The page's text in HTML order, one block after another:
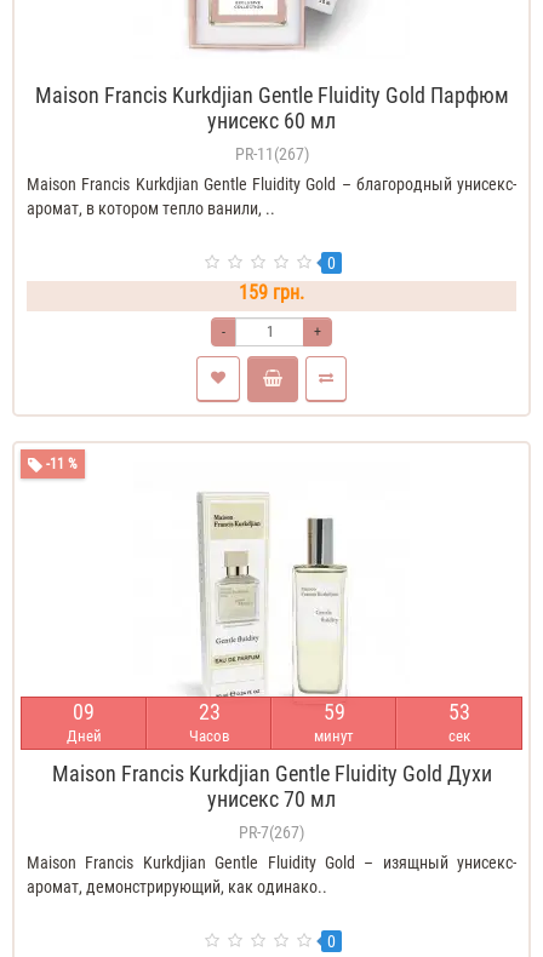
Maison Francis Kurkdjian Gentle Fluidity Gold Парфюм
унисекс 60 мл
PR-11(267)
Maison Francis Kurkdjian Gentle Fluidity Gold – благородный унисекс-
аромат, в котором тепло ванили, ..
0
159 грн.
- +
-11 %
09
Дней
23
Часов
59
минут
53
сек
Maison Francis Kurkdjian Gentle Fluidity Gold Духи
унисекс 70 мл
PR-7(267)
Maison Francis Kurkdjian Gentle Fluidity Gold – изящный унисекс-
аромат, демонстрирующий, как одинако..
0